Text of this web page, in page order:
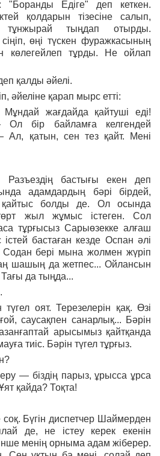
"Боранды Едіге" деп кеткен.
қолдарын тізесіне салып,
тұнжырай тыңдап отырды.
өңі түскен фуражкасының
көлегейлеп тұрды. Не ойлап
қалды әйелі.
әйеліне қарап мырс етті:
жағдайда қайтуші еді!
бір байламға келгендей
Ал, қатын, сен тез қайт. Мені
бастығы екен деп
адамдардың бәрі бірдей,
қайтыс болды де. Ол осында
жыл жұмыс істеген. Сол
тұрғысыз Сарыөзекке алғаш
бастаған кезде Оспан әлі
бері мына жолмен жүріп
шашың да жетпес... Ойлансын
да тыңда...
оят. Терезелерін қақ. Өзі
саусақпен санарлық... Бәрін
арысымыз қайтқанда
тиіс. Бәрін түгел тұрғыз.
— біздің парыз, ұрысса ұрса
қайда? Тоқта!
соқ. Бүгін диспетчер Шаймерден
де, не істеу керек екенін
менің орныма адам жіберер.